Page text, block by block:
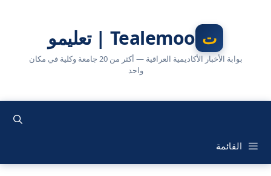
Tealemoo | تعليمو
بوابة الأخبار الأكاديمية العراقية — أكثر من 20 جامعة وكلية في مكان
واحد
القائمة